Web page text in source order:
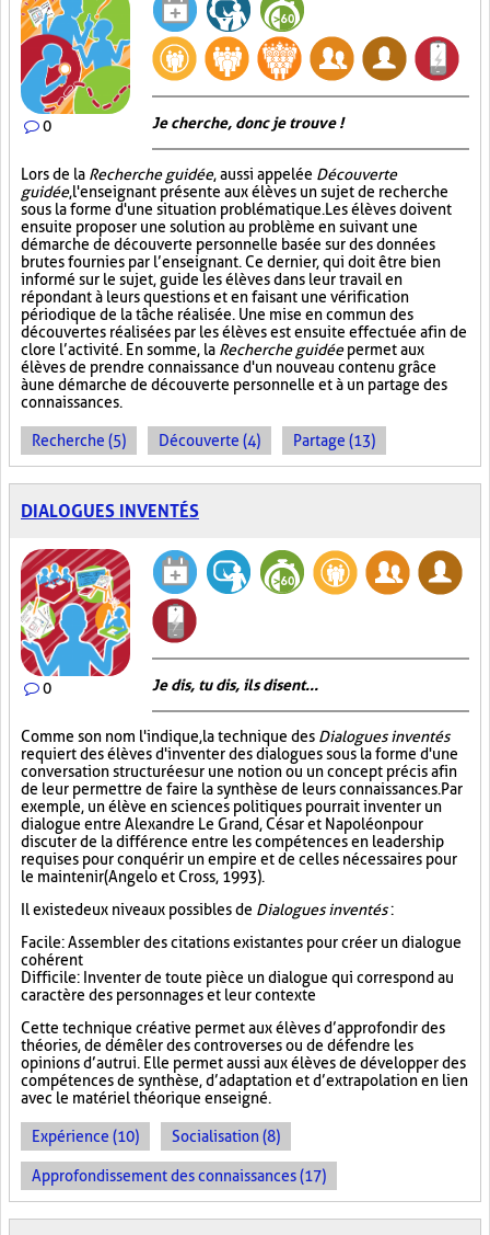
0 Je cherche, donc je trouve !
Lors de la Recherche guidée, aussi appelée Découverte
guidée, l'enseignant présente aux élèves un sujet de recherche
sous la forme d'une situation problématique. Les élèves doivent
ensuite proposer une solution au problème en suivant une
démarche de découverte personnelle basée sur des données
brutes fournies par l’enseignant. Ce dernier, qui doit être bien
informé sur le sujet, guide les élèves dans leur travail en
répondant à leurs questions et en faisant une vérification
périodique de la tâche réalisée. Une mise en commun des
découvertes réalisées par les élèves est ensuite effectuée afin de
clore l’activité. En somme, la Recherche guidéepermet aux
élèves de prendre connaissance d'un nouveau contenu grâce
à une démarche de découverte personnelle et à un partage des
connaissances.
Recherche (5) Découverte (4) Partage (13)
DIALOGUES INVENTÉS
0 Je dis, tu dis, ils disent...
Comme son nom l'indique, la technique des Dialogues inventés
requiert des élèves d'inventer des dialogues sous la forme d'une
conversation structurée sur une notion ou un concept précis afin
de leur permettre de faire la synthèse de leurs connaissances. Par
exemple, un élève en sciences politiques pourrait inventer un
dialogue entre Alexandre Le Grand, César et Napoléon pour
discuter de la différence entre les compétences en leadership
requises pour conquérir un empire et de celles nécessaires pour
le maintenir (Angelo et Cross, 1993).
Il existe deux niveaux possibles de Dialogues inventés:
Facile : Assembler des citations existantes pour créer un dialogue
cohérent
Difficile : Inventer de toute pièce un dialogue qui correspond au
caractère des personnages et leur contexte
Cette technique créative permet aux élèves d’approfondir des
théories, de démêler des controverses ou de défendre les
opinions d’autrui. Elle permet aussi aux élèves de développer des
compétences de synthèse, d’adaptation et d’extrapolation en lien
avec le matériel théorique enseigné.
Expérience (10) Socialisation (8)
Approfondissement des connaissances (17)